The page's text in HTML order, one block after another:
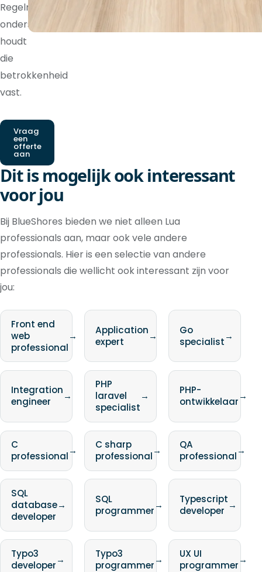
Regelmatige
ondersteuning
houdt
die
betrokkenheid
vast.
Vraag
een
offerte
aan
Dit is mogelijk ook interessant
voor jou
Bij BlueShores bieden we niet alleen Lua
professionals aan, maar ook vele andere
professionals. Hier is een selectie van andere
professionals die wellicht ook interessant zijn voor
jou:
Front end
web
professional
→
Application
expert
→
Go
specialist→
Integration
engineer
→
PHP
laravel
specialist
→
PHP-
ontwikkelaar→
C
professional→
C sharp
professional→
QA
professional→
SQL
database
developer
→
SQL
programmer→
Typescript
developer →
Typo3
developer→
Typo3
programmer→
UX UI
programmer→